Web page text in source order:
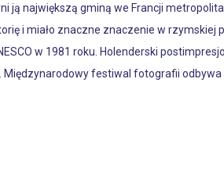
ją największą gminą we Francji
i miało znaczne znaczenie w rzymskiej
w 1981 roku. Holenderski
festiwal fotografii odbywa